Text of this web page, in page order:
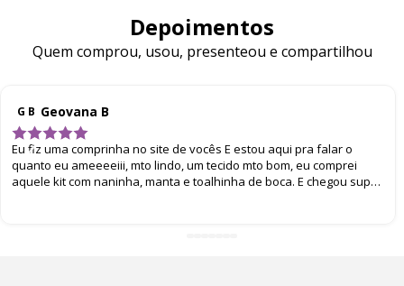
Depoimentos
Quem comprou, usou, presenteou e compartilhou
G B Geovana B
Eu fiz uma comprinha no site de vocês E estou aqui pra falar o
quanto eu ameeeeiii, mto lindo, um tecido mto bom, eu comprei
aquele kit com naninha, manta e toalhinha de boca. E chegou super